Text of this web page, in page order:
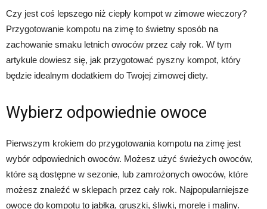
Czy jest coś lepszego niż ciepły kompot w zimowe wieczory?
Przygotowanie kompotu na zimę to świetny sposób na
zachowanie smaku letnich owoców przez cały rok. W tym
artykule dowiesz się, jak przygotować pyszny kompot, który
będzie idealnym dodatkiem do Twojej zimowej diety.
Wybierz odpowiednie owoce
Pierwszym krokiem do przygotowania kompotu na zimę jest
wybór odpowiednich owoców. Możesz użyć świeżych owoców,
które są dostępne w sezonie, lub zamrożonych owoców, które
możesz znaleźć w sklepach przez cały rok. Najpopularniejsze
owoce do kompotu to jabłka, gruszki, śliwki, morele i maliny.